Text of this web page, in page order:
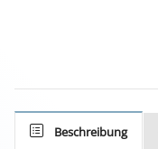
Beschreibung